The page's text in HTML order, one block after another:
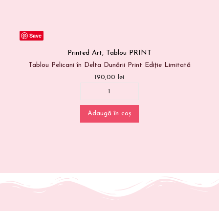
Save
Printed Art, Tablou PRINT
Tablou Pelicani în Delta Dunării Print Ediție Limitată
190,00lei
Adaugă în coș